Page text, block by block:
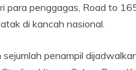
para penggagas, Road to
di kancah nasional.
penampil